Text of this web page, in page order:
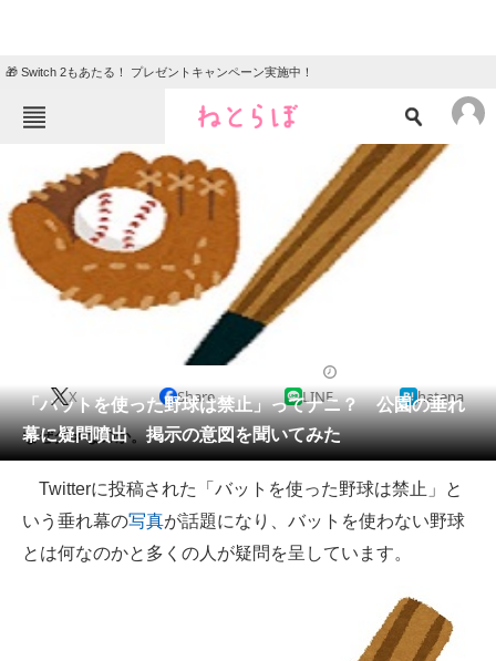
🎁 Switch 2もあたる！ プレゼントキャンペーン実施中！
ねとらぼメニュー
エンタメ クイズ
グルメ 地域
教育・育児
会員記事
メディア
注目記事を集めた総合ページ
ITの今と未来を見通す
「バットを使った野球は禁止」ってナニ？ 公園の垂れ
幕に疑問噴出 掲示の意図を聞いてみた
X Share LINE hatena
なぜダメなのか。
Twitterに投稿された「バットを使った野球は禁止」と
いう垂れ幕の写真が話題になり、バットを使わない野球
とは何なのかと多くの人が疑問を呈しています。